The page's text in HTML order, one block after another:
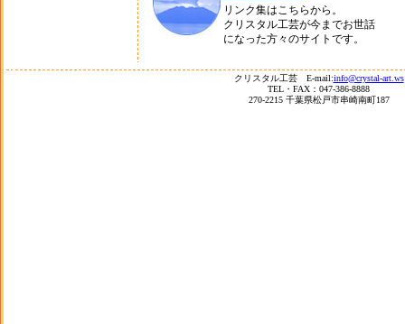
リンク集はこちらから。
クリスタル工芸が今までお世話
になった方々のサイトです。
クリスタル工芸 E-mail:info@crystal-art.ws
TEL・FAX：047-386-8888
270-2215 千葉県松戸市串崎南町187